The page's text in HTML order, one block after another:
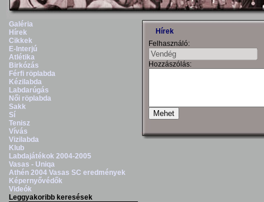
Galéria
Hírek
Cikkek
E-Interjú
Atlétika
Birkózás
Férfi röplabda
Kézilabda
Labdarúgás
Női röplabda
Sakk
Sí
Tenisz
Vívás
Vizilabda
Klub
Labdajátékok 2004-2005
Vasas - Uniqa
Athén 2004 Vasas SC eredmények
Képernyővédők
Videók
Leggyakoribb keresések
Hírek
Felhasználó:
Hozzászólás: